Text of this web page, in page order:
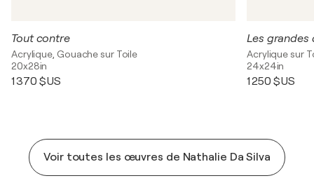
Tout contre
Acrylique, Gouache sur Toile
20x28in
1 370 $US
Les grandes
Acrylique sur
24x24in
1 250 $US
Voir toutes les œuvres de Nathalie Da Silva